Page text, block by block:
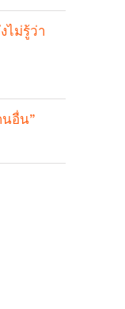
ม่รู้ว่า
อื่น”